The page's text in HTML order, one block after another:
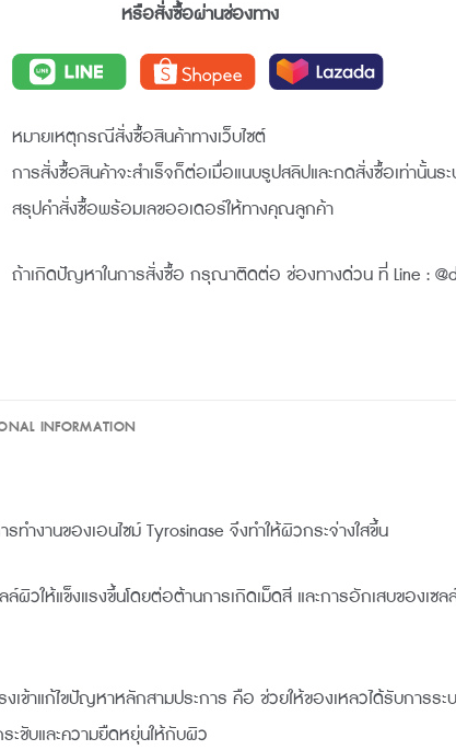
หรือสั่งซื้อผ่านช่องทาง
หมายเหตุกรณีสั่งซื้อสินค้าทางเว็บไซต์
การสั่งซื้อสินค้าจะสำเร็จก็ต่อเมื่อแนบรูปสลิปและกดสั่งซื้อเท่านั้นร
สรุปคำสั่งซื้อพร้อมเลขออเดอร์ให้ทางคุณลูกค้า
ถ้าเกิดปัญหาในการสั่งซื้อ กรุณาติดต่อ ช่องทางด่วน ที่ Line :
INFORMATION
ทำงานของเอนไซม์ Tyrosinase จึงทำให้ผิวกระจ่างใสขึ้น
ผิวให้แข็งแรงขึ้นโดยต่อต้านการเกิดเม็ดสี และการอักเสบของเ
ข้าแก้ไขปัญหาหลักสามประการ คือ ช่วยให้ของเหลวได้รับการระ
ะชับและความยืดหยุ่นให้กับผิว